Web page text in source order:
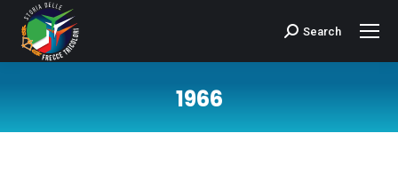
Cerca:Search
1966